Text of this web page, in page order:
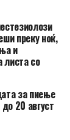
преку ноќ,
и
листа со
за пиење
20 август